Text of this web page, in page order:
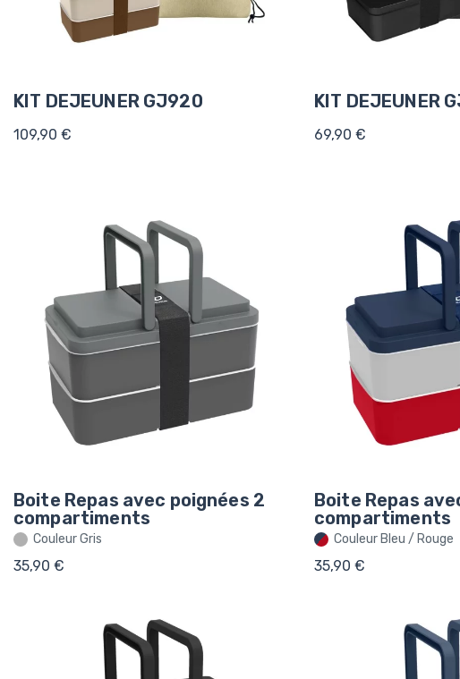
KIT DEJEUNER GJ920
109,90 €
KIT DEJEUNER
69,90 €
Boite Repas avec poignées 2
compartiments
Couleur Gris
35,90 €
Boite Repas
compartiments
Couleur Bleu / Rouge
35,90 €